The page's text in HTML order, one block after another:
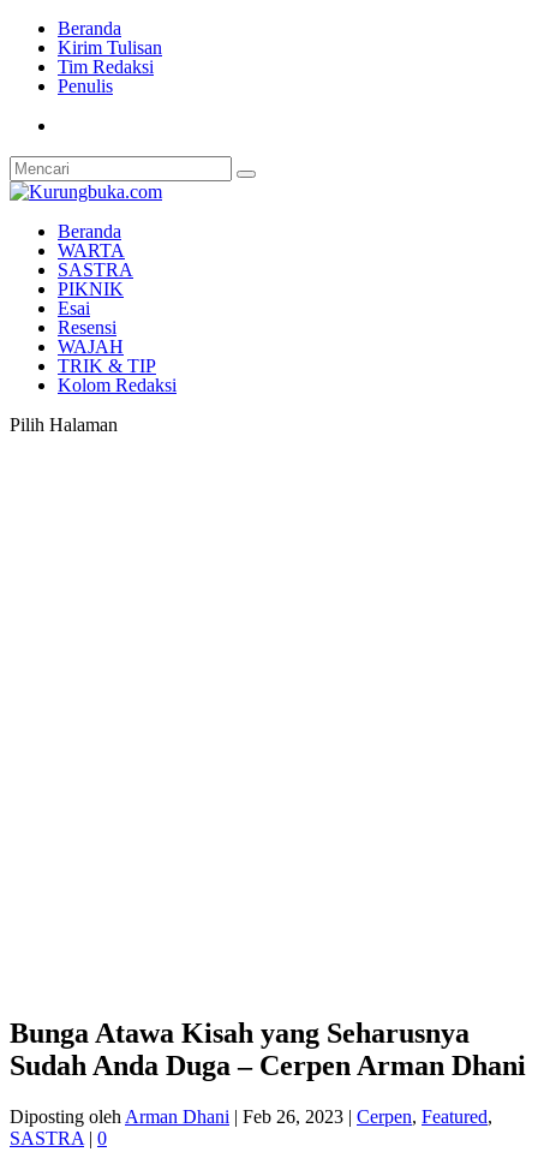
Beranda
Kirim Tulisan
Tim Redaksi
Penulis
Beranda
WARTA
SASTRA
PIKNIK
Esai
Resensi
WAJAH
TRIK & TIP
Kolom Redaksi
Pilih Halaman
Bunga Atawa Kisah yang Seharusnya
Sudah Anda Duga – Cerpen Arman Dhani
Diposting oleh Arman Dhani | Feb 26, 2023 | Cerpen, Featured,
SASTRA | 0